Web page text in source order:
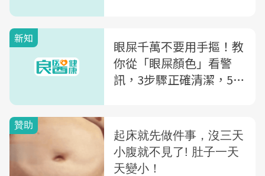
新知
眼屎千萬不要用手摳！教
你從「眼屎顏色」看警
訊，3步驟正確清潔，5方